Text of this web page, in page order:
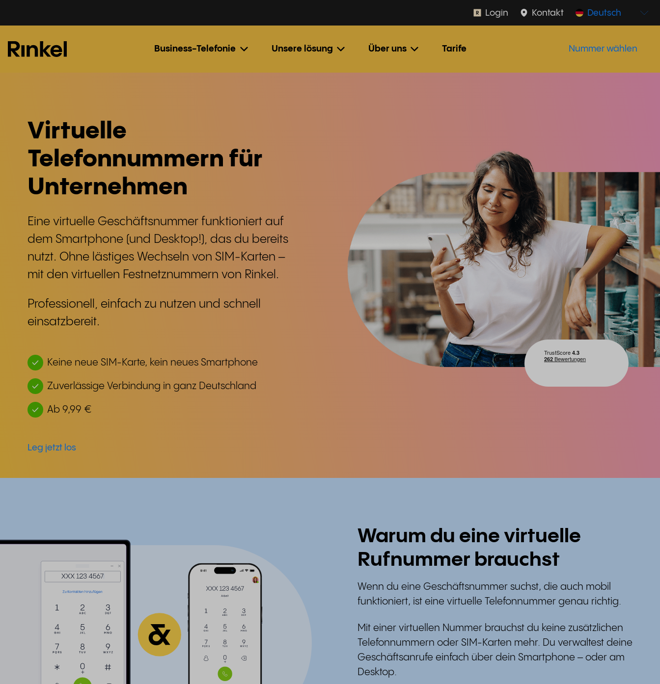
Business-Telefonie Unsere lösung Über uns Tarife
Deutsch
Kontakt
Login
Nummer wählen
Virtuelle
Telefonnummern für
Unternehmen
Eine virtuelle Geschäftsnummer funktioniert auf
dem Smartphone (und Desktop!), das du bereits
nutzt. Ohne lästiges Wechseln von SIM-Karten –
mit den virtuellen Festnetznummern von Rinkel.
Professionell, einfach zu nutzen und schnell
einsatzbereit.
Keine neue SIM-Karte, kein neues Smartphone
Zuverlässige Verbindung in ganz Deutschland
Ab 9,99 €
Leg jetzt los
Warum du eine virtuelle
Rufnummer brauchst
Wenn du eine Geschäftsnummer suchst, die auch mobil
funktioniert, ist eine virtuelle Telefonnummer genau richtig.
Mit einer virtuellen Nummer brauchst du keine zusätzlichen
Telefonnummern oder SIM-Karten mehr. Du verwaltest deine
Geschäftsanrufe einfach über dein Smartphone – oder am
Desktop.